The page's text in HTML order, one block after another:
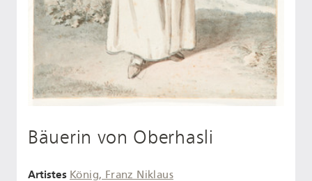
Bäuerin von Oberhasli
Artistes König, Franz Niklaus